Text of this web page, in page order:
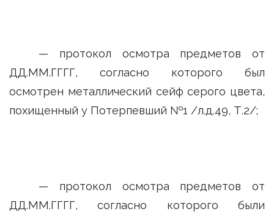
— протокол осмотра предметов от
ДД.ММ.ГГГГ, согласно которого был
осмотрен металлический сейф серого цвета,
похищенный у Потерпевший №1 /л.д.49, Т.2/;
— протокол осмотра предметов от
ДД.ММ.ГГГГ, согласно которого были